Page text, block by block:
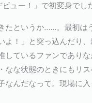
ュー！」で初変身でし
たというか……。最初は
！」と突っ込んだり
ているファンであり
な状態のときにもリ
んだなって。現場に